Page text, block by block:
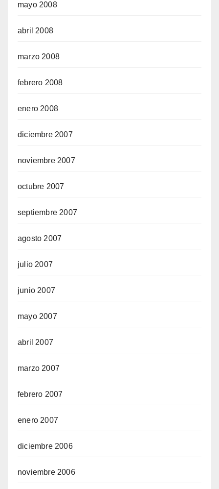
mayo 2008
abril 2008
marzo 2008
febrero 2008
enero 2008
diciembre 2007
noviembre 2007
octubre 2007
septiembre 2007
agosto 2007
julio 2007
junio 2007
mayo 2007
abril 2007
marzo 2007
febrero 2007
enero 2007
diciembre 2006
noviembre 2006